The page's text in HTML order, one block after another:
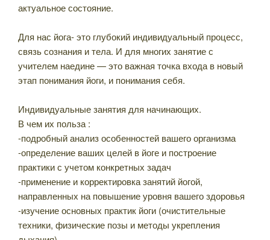
актуальное состояние.
Для нас йога- это глубокий индивидуальный процесс,
связь сознания и тела. И для многих занятие с
учителем наедине — это важная точка входа в новый
этап понимания йоги, и понимания себя.
Индивидуальные занятия для начинающих.
В чем их польза :
-подробный анализ особенностей вашего организма
-определение ваших целей в йоге и построение
практики с учетом конкретных задач
-применение и корректировка занятий йогой,
направленных на повышение уровня вашего здоровья
-изучение основных практик йоги (очистительные
техники, физические позы и методы укрепления